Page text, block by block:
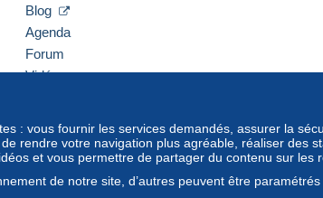
: vous fournir les services demandés, assurer la
rendre votre navigation plus agréable, réaliser des
et vous permettre de partager du contenu sur les
de notre site, d’autres peuvent être
Blog
Agenda
Forum
Vidéos
Mode standard